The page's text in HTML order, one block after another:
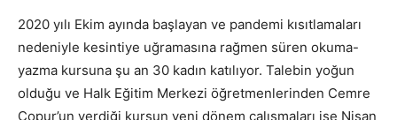
2020 yılı Ekim ayında başlayan ve pandemi kısıtlamaları
nedeniyle kesintiye uğramasına rağmen süren okuma-
yazma kursuna şu an 30 kadın katılıyor. Talebin yoğun
olduğu ve Halk Eğitim Merkezi öğretmenlerinden Cemre
Çopur’un verdiği kursun yeni dönem çalışmaları ise Nisan